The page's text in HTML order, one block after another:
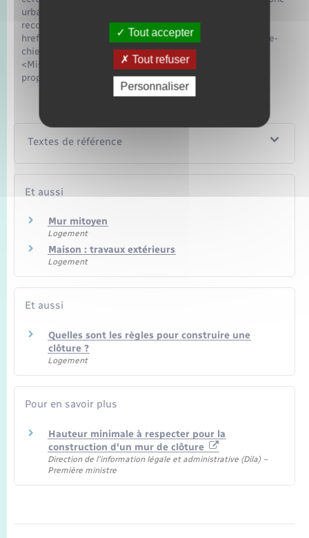
urbaine ou rurale. Avant d'installer une clôture, il est
recommandé de <span class="miseenevidence"><a
href="https://www.bacqueville.fr/permis-de-detention-de-
chien/?xml=F3037">borner votre terrain</a></span>
<MiseEnEvidence/> pour connaître les limites de votre
propriété.
Textes de référence
Et aussi
Mur mitoyen
Logement
Maison : travaux extérieurs
Logement
Et aussi
Quelles sont les règles pour construire une
clôture ?
Logement
Pour en savoir plus
Hauteur minimale à respecter pour la
construction d'un mur de clôture
Direction de l'information légale et administrative (Dila) –
Première ministre
Tout accepter
Tout refuser
Personnaliser